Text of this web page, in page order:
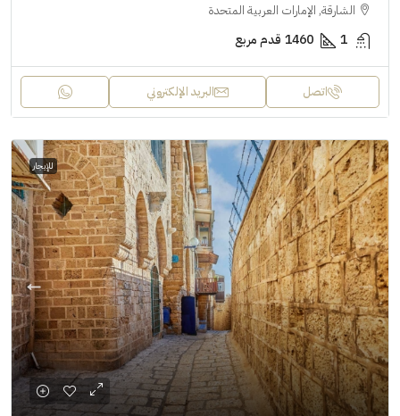
الشارقة, الإمارات العربية المتحدة
1
1460 قدم مربع
اتصل البريد الإلكتروني
للإيجار